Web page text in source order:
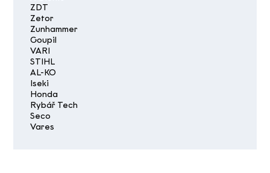
ZDT
Zetor
Zunhammer
Goupil
VARI
STIHL
AL-KO
Iseki
Honda
Rybář Tech
Seco
Vares